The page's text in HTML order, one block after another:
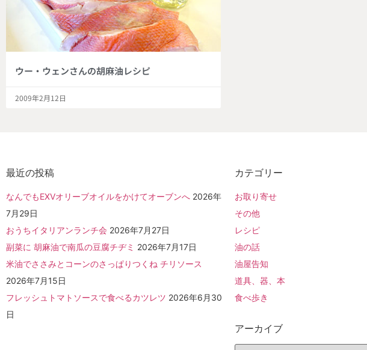
ウー・ウェンさんの胡麻油レシピ
2009年2月12日
最近の投稿
なんでもEXVオリーブオイルをかけてオーブンへ 2026年
7月29日
おうちイタリアンランチ会 2026年7月27日
副菜に 胡麻油で南瓜の豆腐チヂミ 2026年7月17日
米油でささみとコーンのさっぱりつくね チリソース
2026年7月15日
フレッシュトマトソースで食べるカツレツ 2026年6月30
日
カテゴリー
お取り寄せ
その他
レシピ
油の話
油屋告知
道具、器、本
食べ歩き
アーカイブ